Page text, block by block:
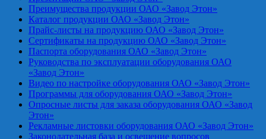
Преимущества продукции ОАО «Завод Этон»
Каталог продукции ОАО «Завод Этон»
Прайс-листы на продукцию ОАО «Завод Этон»
Сертификаты на продукцию ОАО «Завод Этон»
Паспорта оборудования ОАО «Завод Этон»
Руководства по эксплуатации оборудования ОАО
«Завод Этон»
Видео по настройке оборудования ОАО «Завод Этон»
Программы для оборудования ОАО «Завод Этон»
Опросные листы для заказа оборудования ОАО «Завод
Этон»
Рекламные листовки оборудования ОАО «Завод Этон»
Законодательная база и освещение вопросов